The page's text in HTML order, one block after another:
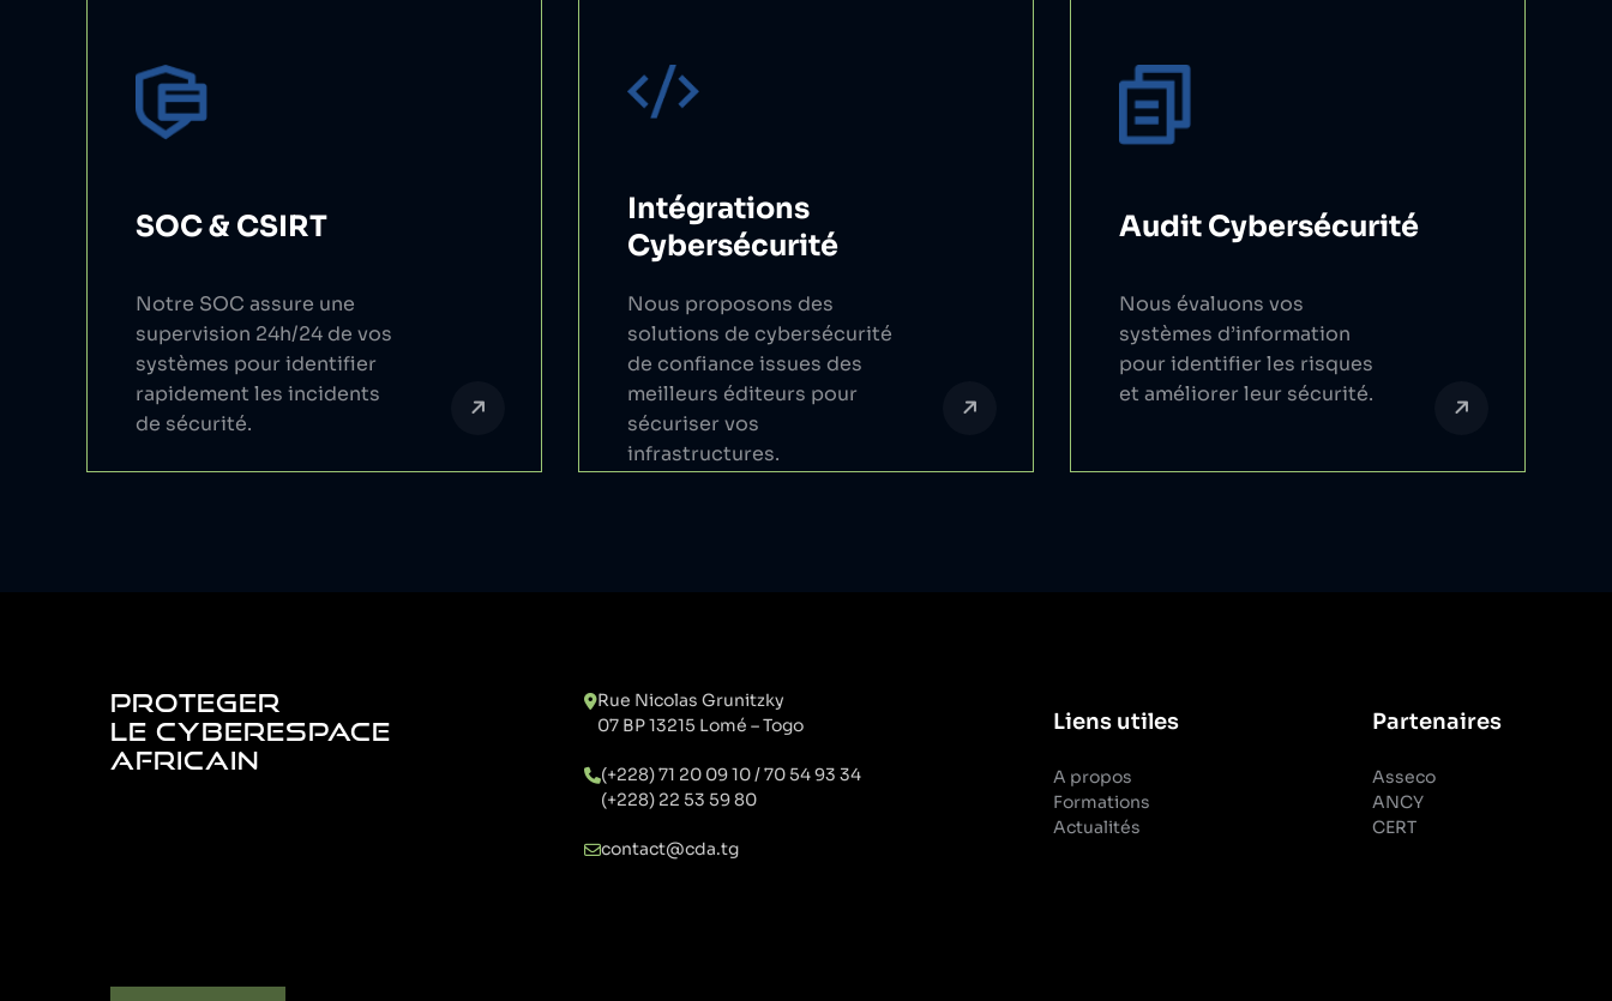
SOC & CSIRT
Notre SOC assure une
supervision 24h/24 de vos
systèmes pour identifier
rapidement les incidents
de sécurité.
Intégrations
Cybersécurité
Nous proposons des
solutions de cybersécurité
de confiance issues des
meilleurs éditeurs pour
sécuriser vos
infrastructures.
Audit Cybersécurité
Nous évaluons vos
systèmes d’information
pour identifier les risques
et améliorer leur sécurité.
PROTEGER
LE CYBERESPACE
AFRICAIN
Rue Nicolas Grunitzky
07 BP 13215 Lomé – Togo
(+228) 71 20 09 10 / 70 54 93 34
(+228) 22 53 59 80
contact@cda.tg
Liens utiles
A propos
Formations
Actualités
Partenaires
Asseco
ANCY
CERT